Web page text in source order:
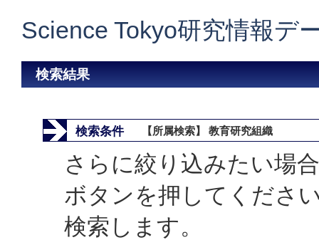
Science Tokyo研究情報デ
検索結果
検索条件 【所属検索】 教育研究組織
さらに絞り込みたい場
ボタンを押してくださ
検索します。